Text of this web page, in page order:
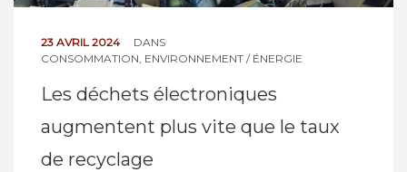
23 AVRIL 2024
DANS
CONSOMMATION, ENVIRONNEMENT / ÉNERGIE
Les déchets électroniques
augmentent plus vite que le taux
de recyclage